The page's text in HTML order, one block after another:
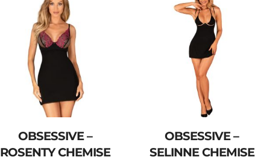
OBSESSIVE –
ROSENTY CHEMISE
OBSESSIVE –
SELINNE CHEMISE